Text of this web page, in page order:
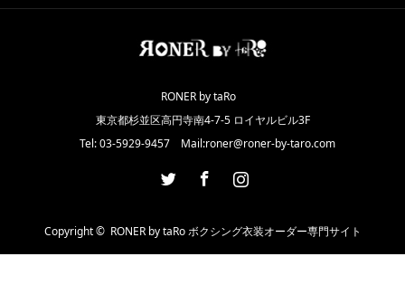
RONER by taRo
東京都杉並区高円寺南4-7-5 ロイヤルビル3F
Tel: 03-5929-9457 Mail:roner@roner-by-taro.com
Copyright © RONER by taRo ボクシング衣装オーダー専門サイト